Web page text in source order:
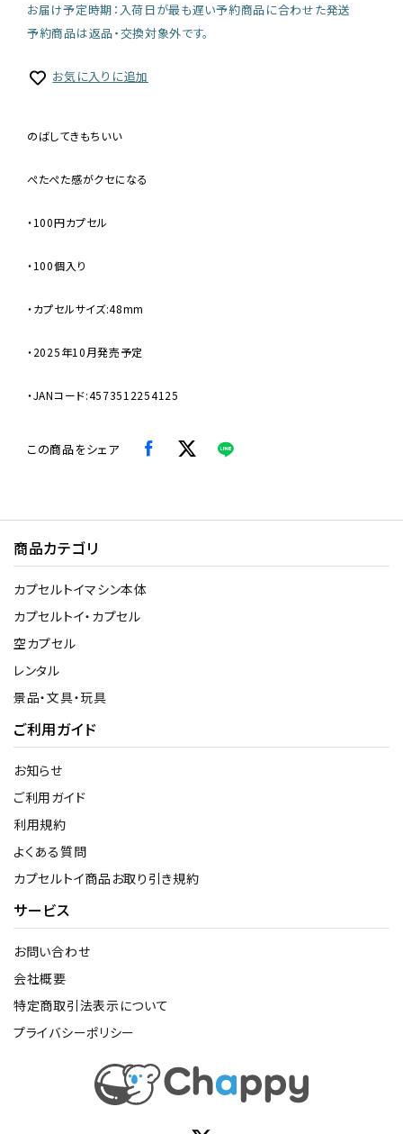
お届け予定時期：入荷日が最も遅い予約商品に合わせた発送
予約商品は返品・交換対象外です。
お気に入りに追加
のばしてきもちいい
ぺたぺた感がクセになる
・100円カプセル
・100個入り
・カプセルサイズ:48mm
・2025年10月発売予定
・JANコード:4573512254125
この商品をシェア
商品カテゴリ
カプセルトイマシン本体
カプセルトイ・カプセル
空カプセル
レンタル
景品・文具・玩具
ご利用ガイド
お知らせ
ご利用ガイド
利用規約
よくある質問
カプセルトイ商品お取り引き規約
サービス
お問い合わせ
会社概要
特定商取引法表示について
プライバシーポリシー